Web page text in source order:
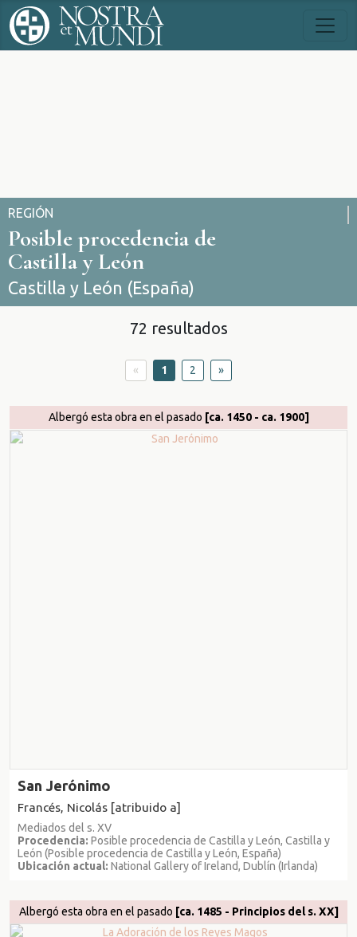
REGIÓN
Posible procedencia de
Castilla y León
Castilla y León (España)
72 resultados
« 1 2 »
Albergó esta obra en el pasado [ca. 1450 - ca. 1900]
San Jerónimo
Francés, Nicolás [atribuido a]
Mediados del s. XV
Procedencia: Posible procedencia de Castilla y León, Castilla y
León (Posible procedencia de Castilla y León, España)
Ubicación actual: National Gallery of Ireland, Dublín (Irlanda)
Albergó esta obra en el pasado [ca. 1485 - Principios del s. XX]